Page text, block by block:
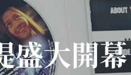
盛大開幕